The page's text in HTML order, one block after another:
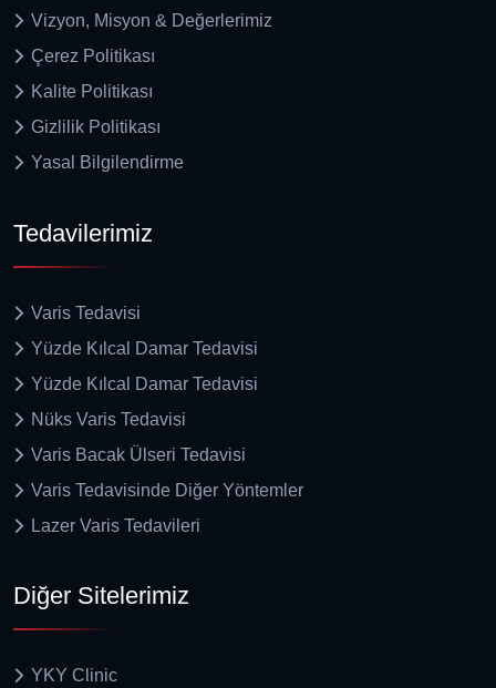
Vizyon, Misyon & Değerlerimiz
Çerez Politikası
Kalite Politikası
Gizlilik Politikası
Yasal Bilgilendirme
Tedavilerimiz
Varis Tedavisi
Yüzde Kılcal Damar Tedavisi
Yüzde Kılcal Damar Tedavisi
Nüks Varis Tedavisi
Varis Bacak Ülseri Tedavisi
Varis Tedavisinde Diğer Yöntemler
Lazer Varis Tedavileri
Diğer Sitelerimiz
YKY Clinic